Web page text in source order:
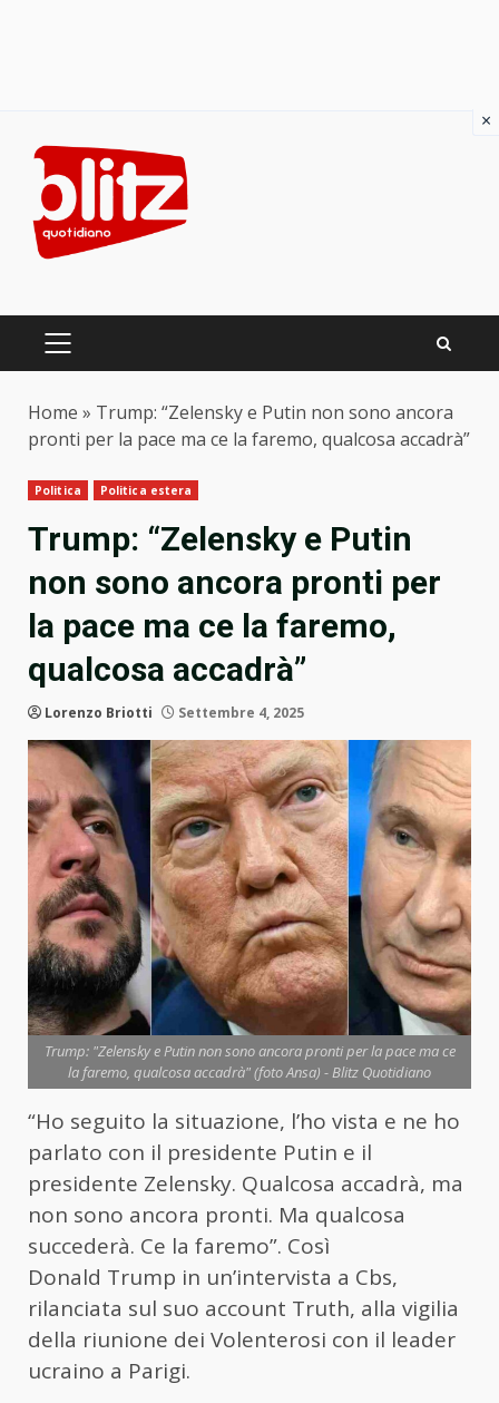
content
PRIMARY
Home » Trump: “Zelensky e Putin non sono ancora
pronti per la pace ma ce la faremo, qualcosa accadrà”
Politica Politica estera
Trump: “Zelensky e Putin
non sono ancora pronti per
la pace ma ce la faremo,
qualcosa accadrà”
Lorenzo Briotti Settembre 4, 2025
Trump: "Zelensky e Putin non sono ancora pronti per la pace ma ce
la faremo, qualcosa accadrà" (foto Ansa) - Blitz Quotidiano
“Ho seguito la situazione, l’ho vista e ne ho
parlato con il presidente Putin e il
presidente Zelensky. Qualcosa accadrà, ma
non sono ancora pronti. Ma qualcosa
succederà. Ce la faremo”. Così
Donald Trump in un’intervista a Cbs,
rilanciata sul suo account Truth, alla vigilia
della riunione dei Volenterosi con il leader
ucraino a Parigi.
×